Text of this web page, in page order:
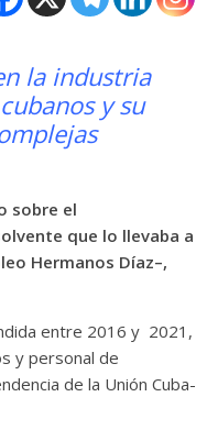
la industria
y su
sobre el
que lo llevaba a
Hermanos Díaz–,
entre 2016 y 2021,
y personal de
de la Unión Cuba-